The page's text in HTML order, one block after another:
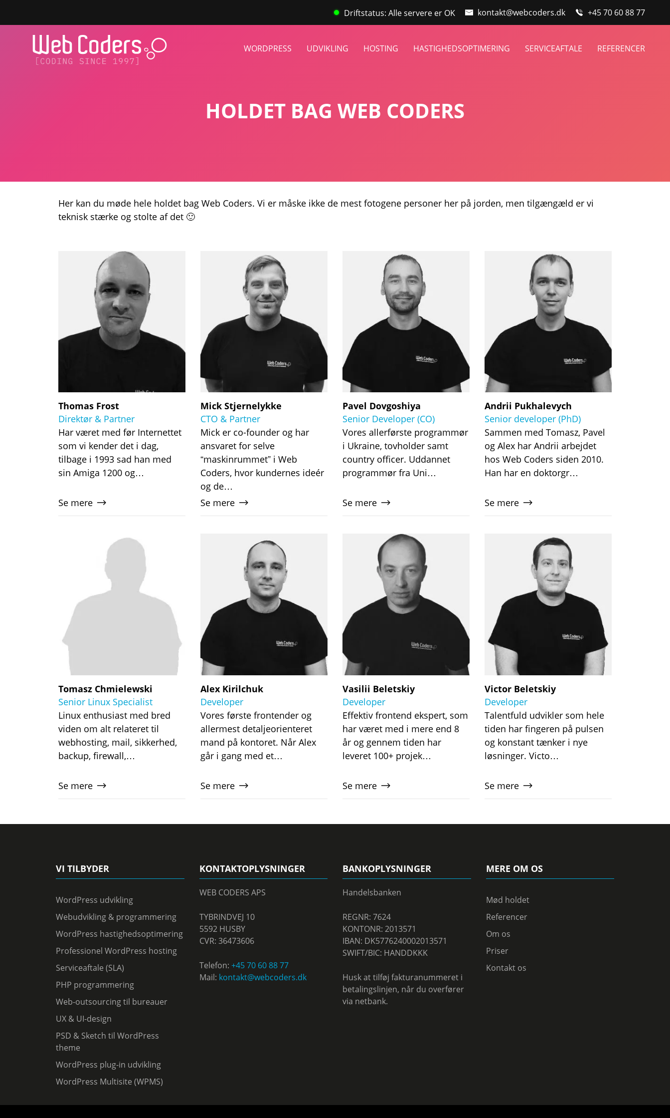
+45 70 60 88 77
kontakt@webcoders.dk
Driftstatus: Alle servere er OK
WORDPRESS UDVIKLING HOSTING HASTIGHEDSOPTIMERING SERVICEAFTALE REFERENCER
HOLDET BAG WEB CODERS
Her kan du møde hele holdet bag Web Coders. Vi er måske ikke de mest fotogene personer her på jorden, men tilgængæld er vi
teknisk stærke og stolte af det 🙂
Thomas Frost
Direktør & Partner
Har været med før Internettet
som vi kender det i dag,
tilbage i 1993 sad han med
sin Amiga 1200 og…
Se mere
Mick Stjernelykke
CTO & Partner
Mick er co-founder og har
ansvaret for selve
“maskinrummet” i Web
Coders, hvor kundernes ideér
og de…
Se mere
Pavel Dovgoshiya
Senior Developer (CO)
Vores allerførste programmør
i Ukraine, tovholder samt
country officer. Uddannet
programmør fra Uni…
Se mere
Andrii Pukhalevych
Senior developer (PhD)
Sammen med Tomasz, Pavel
og Alex har Andrii arbejdet
hos Web Coders siden 2010.
Han har en doktorgr…
Se mere
Tomasz Chmielewski
Senior Linux Specialist
Linux enthusiast med bred
viden om alt relateret til
webhosting, mail, sikkerhed,
backup, firewall,…
Se mere
Alex Kirilchuk
Developer
Vores første frontender og
allermest detaljeorienteret
mand på kontoret. Når Alex
går i gang med et…
Se mere
Vasilii Beletskiy
Developer
Effektiv frontend ekspert, som
har været med i mere end 8
år og gennem tiden har
leveret 100+ projek…
Se mere
Victor Beletskiy
Developer
Talentfuld udvikler som hele
tiden har fingeren på pulsen
og konstant tænker i nye
løsninger. Victo…
Se mere
VI TILBYDER
WordPress udvikling
Webudvikling & programmering
WordPress hastighedsoptimering
Professionel WordPress hosting
Serviceaftale (SLA)
PHP programmering
Web-outsourcing til bureauer
UX & UI-design
PSD & Sketch til WordPress
theme
WordPress plug-in udvikling
WordPress Multisite (WPMS)
KONTAKTOPLYSNINGER
WEB CODERS APS
TYBRINDVEJ 10
5592 HUSBY
CVR: 36473606
Telefon: +45 70 60 88 77
Mail: kontakt@webcoders.dk
BANKOPLYSNINGER
Handelsbanken
REGNR: 7624
KONTONR: 2013571
IBAN: DK5776240002013571
SWIFT/BIC: HANDDKKK
Husk at tilføj fakturanummeret i
betalingslinjen, når du overfører
via netbank.
MERE OM OS
Mød holdet
Referencer
Om os
Priser
Kontakt os